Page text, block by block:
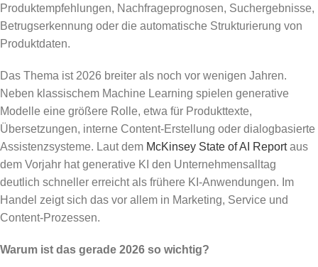
Produktempfehlungen, Nachfrageprognosen, Suchergebnisse,
Betrugserkennung oder die automatische Strukturierung von
Produktdaten.
Das Thema ist 2026 breiter als noch vor wenigen Jahren.
Neben klassischem Machine Learning spielen generative
Modelle eine größere Rolle, etwa für Produkttexte,
Übersetzungen, interne Content-Erstellung oder dialogbasierte
Assistenzsysteme. Laut dem McKinsey State of AI Reportaus
dem Vorjahr hat generative KI den Unternehmensalltag
deutlich schneller erreicht als frühere KI-Anwendungen. Im
Handel zeigt sich das vor allem in Marketing, Service und
Content-Prozessen.
Warum ist das gerade 2026 so wichtig?